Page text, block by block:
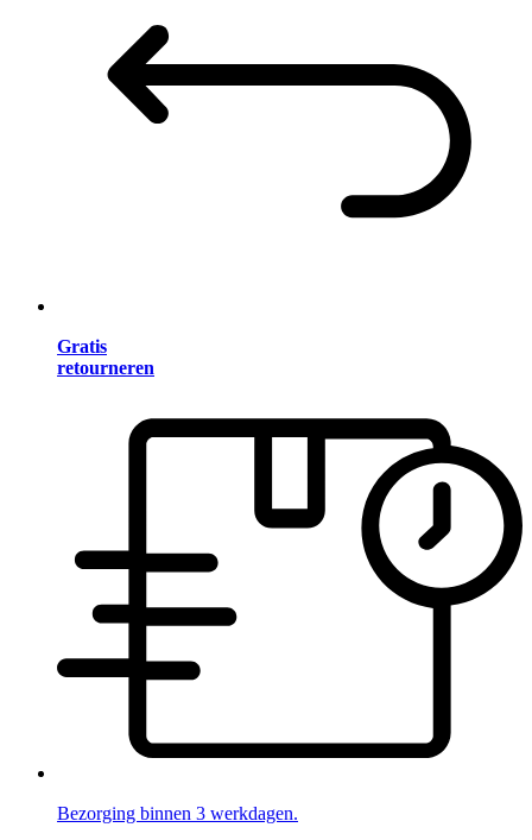
Gratis
retourneren
Bezorging binnen 3 werkdagen.